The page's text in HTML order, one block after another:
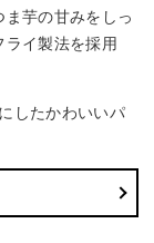
芋の甘みをしっ
イ製法を採用
したかわいいパ